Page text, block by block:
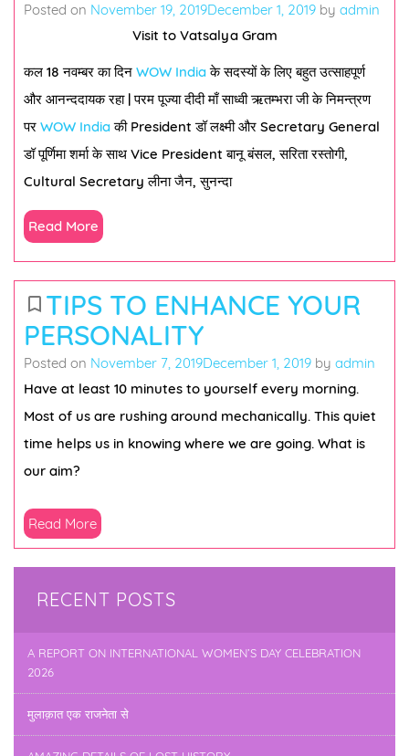
Posted on November 19, 2019December 1, 2019 by admin
Visit to Vatsalya Gram
कल 18 नवम्बर का दिन WOW Indiaके सदस्यों के लिए बहुत उत्साहपूर्ण
और आनन्ददायक रहा | परम पूज्या दीदी माँ साध्वी ऋतम्भरा जी के निमन्त्रण
पर WOW Indiaकी President डॉ लक्ष्मी और Secretary General
डॉ पूर्णिमा शर्मा के साथ Vice President बानू बंसल, सरिता रस्तोगी,
Cultural Secretary लीना जैन, सुनन्दा
Read More
bookmark_border TIPS TO ENHANCE YOUR
PERSONALITY
Posted on November 7, 2019December 1, 2019 by admin
Have at least 10 minutes to yourself every morning.
Most of us are rushing around mechanically. This quiet
time helps us in knowing where we are going. What is
our aim?
Read More
RECENT POSTS
A REPORT ON INTERNATIONAL WOMEN’S DAY CELEBRATION
2026
मुलाक़ात एक राजनेता से